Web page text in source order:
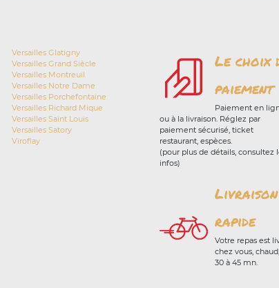
Versailles Glatigny
Versailles Grand Siècle
Versailles Montreuil
Versailles Notre Dame
Versailles Porchefontaine
Versailles Richard Mique
Versailles Saint Louis
Versailles Satory
Viroflay
Le choix
paiement
Paiement en
ou à la livraison. Réglez par
paiement sécurisé, ticket
restaurant, espèces.
(pour plus de détails, consultez
infos)
Livraison
rapide
Votre repas est
chez vous,
30 à 45 mn.